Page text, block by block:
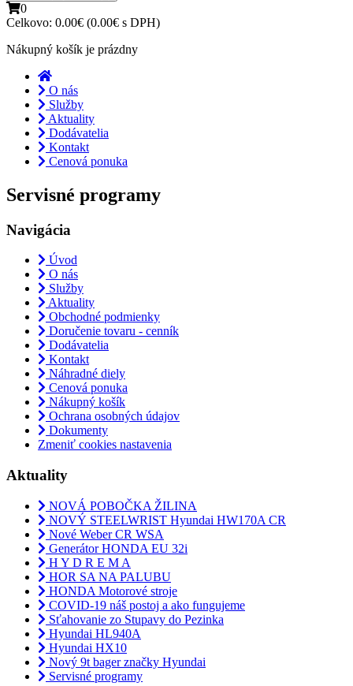
0
Celkovo: 0.00€ (0.00€ s DPH)
Nákupný košík je prázdny
O nás
Služby
Aktuality
Dodávatelia
Kontakt
Cenová ponuka
Servisné programy
Navigácia
Úvod
O nás
Služby
Aktuality
Obchodné podmienky
Doručenie tovaru - cenník
Dodávatelia
Kontakt
Náhradné diely
Cenová ponuka
Nákupný košík
Ochrana osobných údajov
Dokumenty
Zmeniť cookies nastavenia
Aktuality
NOVÁ POBOČKA ŽILINA
NOVÝ STEELWRIST Hyundai HW170A CR
Nové Weber CR WSA
Generátor HONDA EU 32i
H Y D R E M A
HOR SA NA PALUBU
HONDA Motorové stroje
COVID-19 náš postoj a ako fungujeme
Sťahovanie zo Stupavy do Pezinka
Hyundai HL940A
Hyundai HX10
Nový 9t bager značky Hyundai
Servisné programy